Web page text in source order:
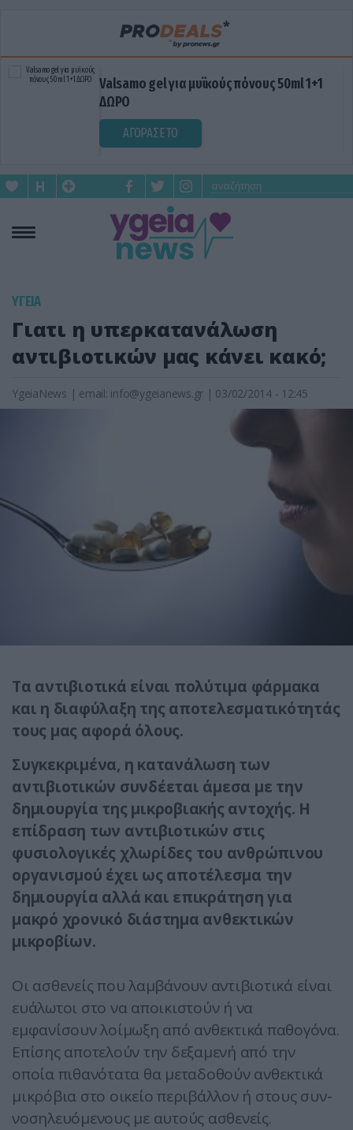
Valsamo gel για μυϊκούς πόνους 50ml 1+1
ΔΩΡΟ
ΑΓΟΡΑΣΕ ΤΟ
ΥΓΕΙΑ
Γιατι η υπερκατανάλωση
αντιβιοτικών μας κάνει κακό;
YgeiaNews | email: info@ygeianews.gr | 03/02/2014 - 12:45
Τα αντιβιοτικά είναι πολύτιμα φάρμακα
και η διαφύλαξη της αποτελεσματικότητάς
τους μας αφορά όλους.
Συγκεκριμένα, η κατανάλωση των
αντιβιοτικών συνδέεται άμεσα με την
δημιουργία της μικροβιακής αντοχής. Η
επίδραση των αντιβιοτικών στις
φυσιολογικές χλωρίδες του ανθρώπινου
οργανισμού έχει ως αποτέλεσμα την
δημιουργία αλλά και επικράτηση για
μακρό χρονικό διάστημα ανθεκτικών
μικροβίων.
Οι ασθενείς που λαμβάνουν αντιβιοτικά είναι
ευάλωτοι στο να αποικιστούν ή να
εμφανίσουν λοίμωξη από ανθεκτικά παθογόνα.
Επίσης αποτελούν την δεξαμενή από την
οποία πιθανότατα θα μεταδοθούν ανθεκτικά
μικρόβια στο οικείο περιβάλλον ή στους συν-
νοσηλευόμενους με αυτούς ασθενείς.